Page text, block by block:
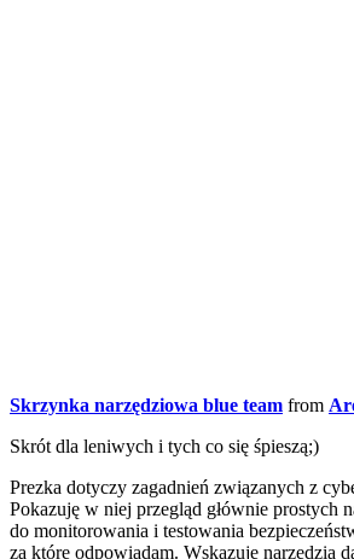
Skrzynka narzędziowa blue team from
Skrót dla leniwych i tych co się śpieszą;)
Prezka dotyczy zagadnień związanych z
Pokazuję w niej przegląd głównie prostych
do monitorowania i testowania
za które odpowiadam. Wskazuję narzędzia